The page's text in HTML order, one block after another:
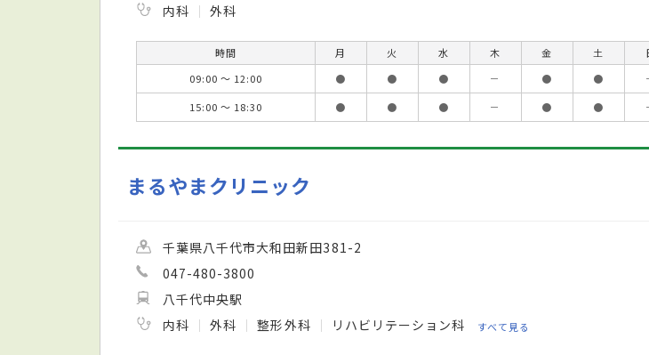
内科
外科
時間 月 火 水 木 金 土
09:00 ～ 12:00
● ● ● － ● ●
15:00 ～ 18:30
● ● ● － ● ●
まるやまクリニック
千葉県八千代市大和田新田381-2
047-480-3800
八千代中央駅
内科
外科 整形外科 リハビリテーション科 すべて見る